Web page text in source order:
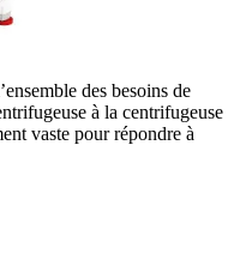
des besoins de
à la centrifugeuse
vaste pour répondre à